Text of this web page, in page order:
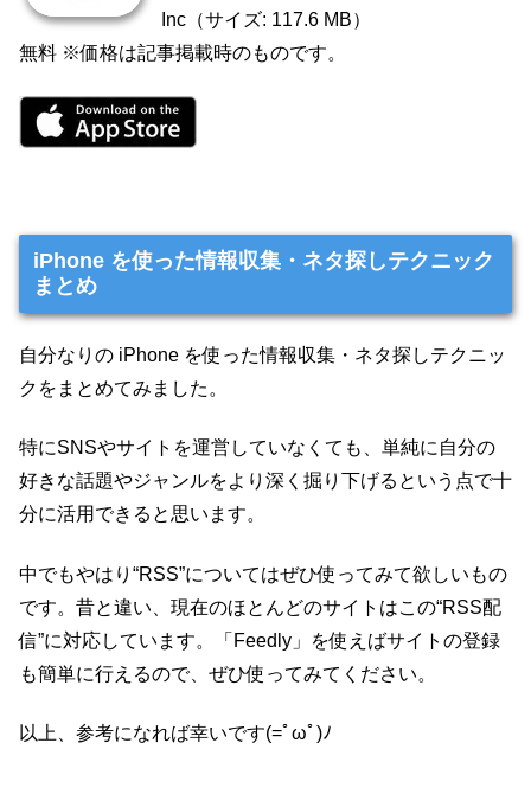
Inc（サイズ: 117.6 MB）
無料 ※価格は記事掲載時のものです。
iPhone を使った情報収集・ネタ探しテクニック
まとめ
自分なりの iPhone を使った情報収集・ネタ探しテクニッ
クをまとめてみました。
特にSNSやサイトを運営していなくても、単純に自分の
好きな話題やジャンルをより深く掘り下げるという点で十
分に活用できると思います。
中でもやはり“RSS”についてはぜひ使ってみて欲しいもの
です。昔と違い、現在のほとんどのサイトはこの“RSS配
信”に対応しています。「Feedly」を使えばサイトの登録
も簡単に行えるので、ぜひ使ってみてください。
以上、参考になれば幸いです(=ﾟωﾟ)ﾉ